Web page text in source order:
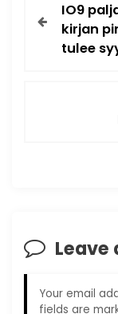
o
i
g
IO9
kirjan
tulee
Leave
Your email
fields are